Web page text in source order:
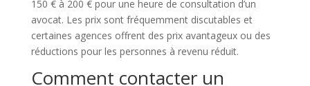
150 € à 200 € pour une heure de consultation d’un
avocat. Les prix sont fréquemment discutables et
certaines agences offrent des prix avantageux ou des
réductions pour les personnes à revenu réduit.
Comment contacter un